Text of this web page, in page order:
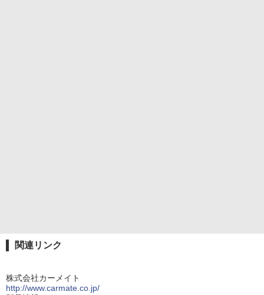
関連リンク
株式会社カーメイト
http://www.carmate.co.jp/